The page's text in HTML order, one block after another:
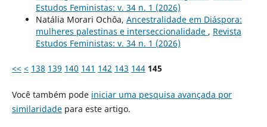
Estudos Feministas: v. 34 n. 1 (2026)
Natália Morari Ochôa, Ancestralidade em Diáspora:
mulheres palestinas e interseccionalidade , Revista
Estudos Feministas: v. 34 n. 1 (2026)
<< < 138 139 140 141 142 143 144 145
Você também pode iniciar uma pesquisa avançada por
similaridadepara este artigo.